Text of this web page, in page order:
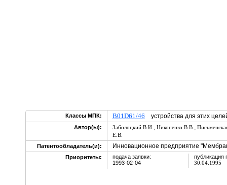
Классы МПК: B01D61/46 устройства для этих
Автор(ы): Заболоцкий В.И. , Никоненко В.В. ,
Е.В.
Патентообладатель(и):
Инновационное предприятие
Приоритеты:
подача заявки:
1993-02-04
публикация
30.04.1995